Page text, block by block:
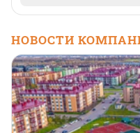
НОВОСТИ